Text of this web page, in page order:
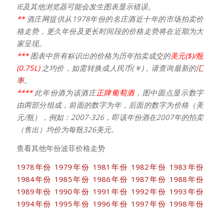
IE及其他浏览器可能会发生图表显示错误。
** 酒庄网提供从1978年份的名庄酒近十年的市场拍卖价
格走势，更久年份及更长时间段的价格走势将在近期为大
家呈现。
***图表中所有标识出的价格为历年拍卖成交的美元($)/瓶
(0.75L)之均价，如需转换成人民币(￥)，请查询最新的汇
率。
****此年份酒为该酒庄正牌葡萄酒，图中圆点显示数字
由两部分组成，前面的数字为年，后面的数字为价格（美
元/瓶），例如：2007-326，即该年份酒在2007年的拍卖
（售出）均价为每瓶326美元。
查看其他年份波菲价格走势
1978年份 1979年份 1981年份 1982年份 1983年份
1984年份 1985年份 1986年份 1987年份 1988年份
1989年份 1990年份 1991年份 1992年份 1993年份
1994年份 1995年份 1996年份 1997年份 1998年份